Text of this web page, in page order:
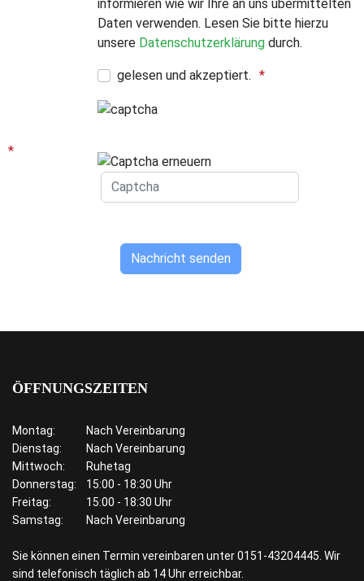
informieren wie wir Ihre an uns übermittelten
Daten verwenden. Lesen Sie bitte hierzu
unsere Datenschutzerklärungdurch.
gelesen und akzeptiert.
Captcha
ÖFFNUNGSZEITEN
Montag:
Nach Vereinbarung
Dienstag:
Nach Vereinbarung
Mittwoch:
Ruhetag
Donnerstag: 15:00 - 18:30 Uhr
Freitag:
15:00 - 18:30 Uhr
Samstag:
Nach Vereinbarung
Sie können einen Termin vereinbaren unter 0151-43204445. Wir
sind telefonisch täglich ab 14 Uhr erreichbar.